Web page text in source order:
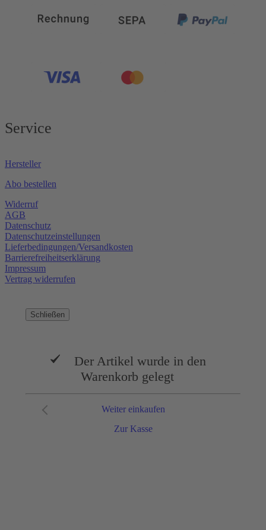
Service
Hersteller
Abo bestellen
Widerruf
AGB
Datenschutz
Datenschutzeinstellungen
Lieferbedingungen/Versandkosten
Barrierefreiheitserklärung
Impressum
Vertrag widerrufen
Schließen
Der Artikel wurde in den
Warenkorb gelegt
Zur Kasse
Weiter einkaufen